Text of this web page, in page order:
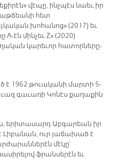
վէպը, ինչպէս նաեւ իր
հետ
խոհանոց» (2017) եւ
էն մինչեւ Z» (2020)
կարեւոր հատորները։
է 1962 թուականի մարտի 5-
գաւառի Կոնէս քաղաքին
երիտասարդ Աբգարեան իր
Լիբանան, ուր յաճախած է
մէկը՝
ֆրանսերէն եւ